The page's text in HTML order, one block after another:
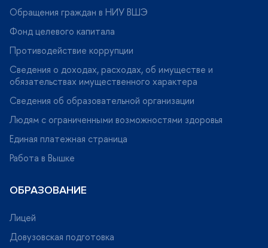
Обращения граждан в НИУ ВШЭ
Фонд целевого капитала
Противодействие коррупции
Сведения о доходах, расходах, об имуществе и
обязательствах имущественного характера
Сведения об образовательной организации
Людям с ограниченными возможностями здоровья
Единая платежная страница
Работа в Вышке
ОБРАЗОВАНИЕ
Лицей
Довузовская подготовка